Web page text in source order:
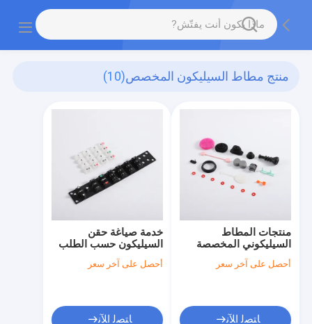
منتج مطاط السيليكون المخصص(10)
خدمة صياغة حقن
السيليكون حسب الطلب
أحصل على آخر سعر
ﺎﺘﺼﻟ ﺍﻶﻧ
منتجات المطاط
السيليكوني المخصصة
أحصل على آخر سعر
ﺎﺘﺼﻟ ﺍﻶﻧ